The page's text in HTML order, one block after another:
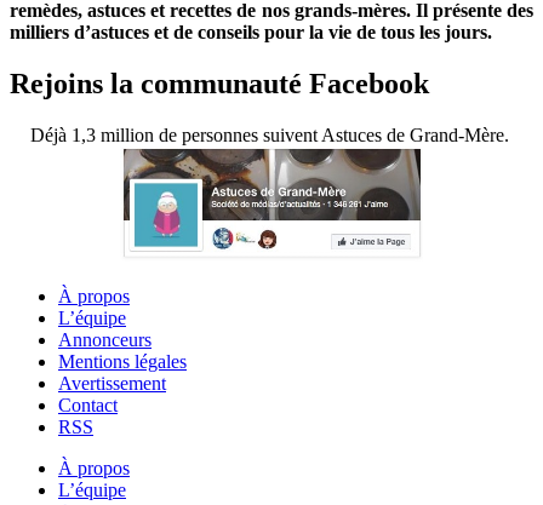
remèdes, astuces et recettes de nos grands-mères. Il présente des
milliers d’astuces et de conseils pour la vie de tous les jours.
Rejoins la communauté Facebook
Déjà 1,3 million de personnes suivent Astuces de Grand-Mère.
À propos
L’équipe
Annonceurs
Mentions légales
Avertissement
Contact
RSS
À propos
L’équipe